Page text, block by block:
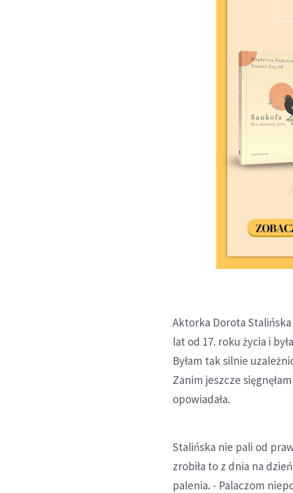
Aktorka Dorota
lat od 17. roku życia i
Byłam tak silnie
Zanim jeszcze
opowiadała.
Stalińska nie pali od
zrobiła to z dnia na
palenia. - Palaczom